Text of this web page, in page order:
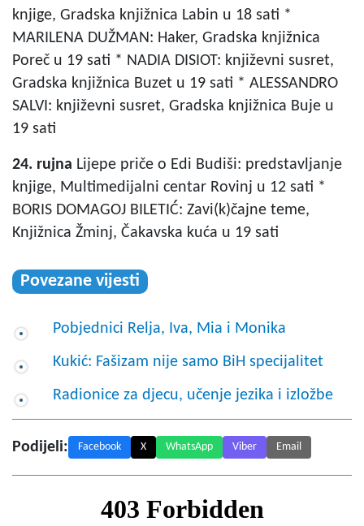
knjige, Gradska knjižnica Labin u 18 sati *
MARILENA DUŽMAN: Haker, Gradska knjižnica
Poreč u 19 sati * NADIA DISIOT: književni susret,
Gradska knjižnica Buzet u 19 sati * ALESSANDRO
SALVI: književni susret, Gradska knjižnica Buje u
19 sati
24. rujna Lijepe priče o Edi Budiši: predstavljanje
knjige, Multimedijalni centar Rovinj u 12 sati *
BORIS DOMAGOJ BILETIĆ: Zavi(k)čajne teme,
Knjižnica Žminj, Čakavska kuća u 19 sati
Povezane vijesti
Pobjednici Relja, Iva, Mia i Monika
Kukić: Fašizam nije samo BiH specijalitet
Radionice za djecu, učenje jezika i izložbe
Podijeli: Facebook X WhatsApp Viber Email